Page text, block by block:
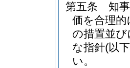
第五条
知
価を合理
の措置並
な指針(以
い。